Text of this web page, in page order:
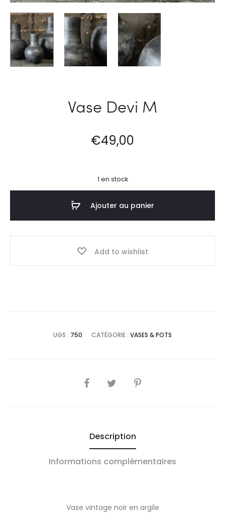
Vase Devi M
€49,00
1 en stock
Ajouter au panier
Add to wishlist
UGS : 750 CATÉGORIE : VASES & POTS
SHARE
Description
Informations complémentaires
Vase vintage noir en argile